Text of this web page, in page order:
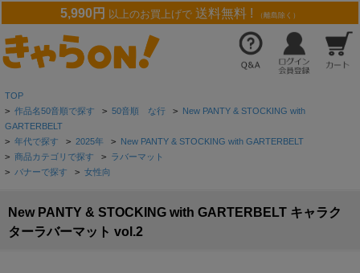
5,990円 以上のお買上げで 送料無料 ! （離島除く）
TOP
> 作品名50音順で探す > 50音順 な行 > New PANTY & STOCKING with
GARTERBELT
> 年代で探す > 2025年 > New PANTY & STOCKING with GARTERBELT
> 商品カテゴリで探す > ラバーマット
> バナーで探す > 女性向
New PANTY & STOCKING with GARTERBELT キャラク
ターラバーマット vol.2